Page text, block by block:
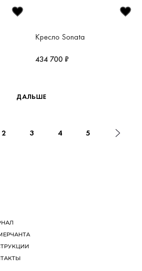
Кресло Sonata
434 700 ₽
ДАЛЬШЕ
2 3 4 5